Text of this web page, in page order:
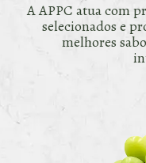
A APPC atua com
selecionados e
melhores